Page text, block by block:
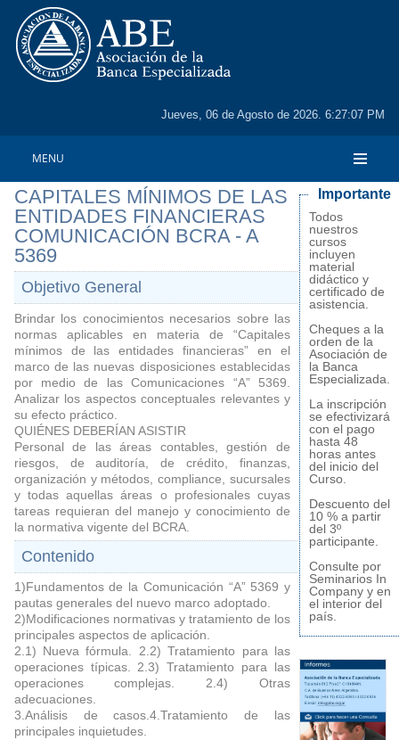
Jueves, 06 de Agosto de 2026. 6:27:07 PM
MENU
CAPITALES MÍNIMOS DE LAS
ENTIDADES FINANCIERAS
COMUNICACIÓN BCRA - A
5369
Objetivo General
Brindar los conocimientos necesarios sobre las
normas aplicables en materia de “Capitales
mínimos de las entidades financieras” en el
marco de las nuevas disposiciones establecidas
por medio de las Comunicaciones “A” 5369.
Analizar los aspectos conceptuales relevantes y
su efecto práctico.
QUIÉNES DEBERÍAN ASISTIR
Personal de las áreas contables, gestión de
riesgos, de auditoría, de crédito, finanzas,
organización y métodos, compliance, sucursales
y todas aquellas áreas o profesionales cuyas
tareas requieran del manejo y conocimiento de
la normativa vigente del BCRA.
Contenido
1)Fundamentos de la Comunicación “A” 5369 y
pautas generales del nuevo marco adoptado.
2)Modificaciones normativas y tratamiento de los
principales aspectos de aplicación.
2.1) Nueva fórmula. 2.2) Tratamiento para las
operaciones típicas. 2.3) Tratamiento para las
operaciones complejas. 2.4) Otras
adecuaciones.
3.Análisis de casos.4.Tratamiento de las
principales inquietudes.
Importante
Todos
nuestros
cursos
incluyen
material
didáctico y
certificado de
asistencia.
Cheques a la
orden de la
Asociación de
la Banca
Especializada.
La inscripción
se efectivizará
con el pago
hasta 48
horas antes
del inicio del
Curso.
Descuento del
10 % a partir
del 3º
participante.
Consulte por
Seminarios In
Company y en
el interior del
país.